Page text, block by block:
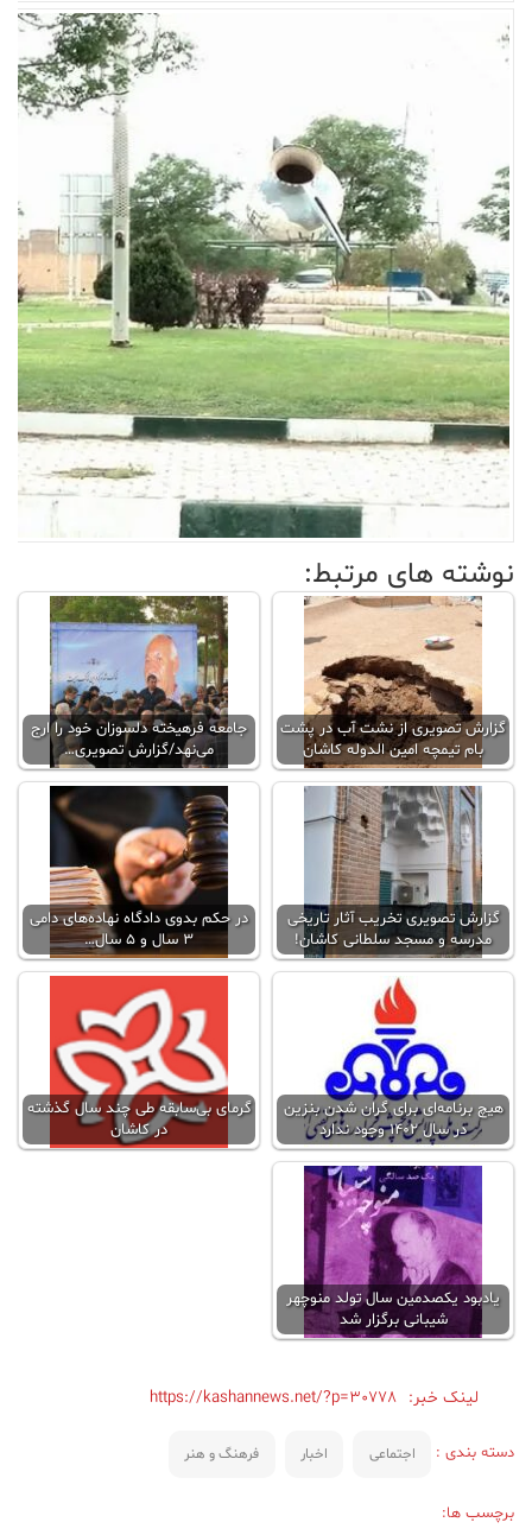
نوشته های مرتبط:
گزارش تصویری از نشت آب در پشت
بام تیمچه امین الدوله کاشان
جامعه فرهیخته دلسوزان خود را ارج
می‌نهد/گزارش تصویری…
گزارش تصویری تخریب آثار تاریخی
مدرسه و مسجد سلطانی کاشان!
در حکم بدوی دادگاه نهاده‌های دامی
۳ سال و ۵ سال…
هیچ برنامه‌ای برای گران شدن بنزین
در سال 1402 وجود ندارد
گرمای بی‌سابقه طی چند سال گذشته
در کاشان
یادبود یکصدمین سال تولد منوچهر
شیبانی برگزار شد
لینک خبر: https://kashannews.net/?p=30778
دسته بندی : اجتماعی اخبار فرهنگ و هنر
برچسب ها: